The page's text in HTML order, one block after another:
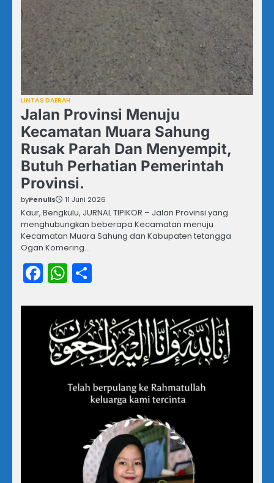
LINTAS DAERAH
Jalan Provinsi Menuju
Kecamatan Muara Sahung
Rusak Parah Dan Menyempit,
Butuh Perhatian Pemerintah
Provinsi.
byPenulis 11 Juni 2026
Kaur, Bengkulu, JURNAL TIPIKOR – Jalan Provinsi yang
menghubungkan beberapa Kecamatan menuju
Kecamatan Muara Sahung dan Kabupaten tetangga
Ogan Komering…
Facebook
WhatsApp